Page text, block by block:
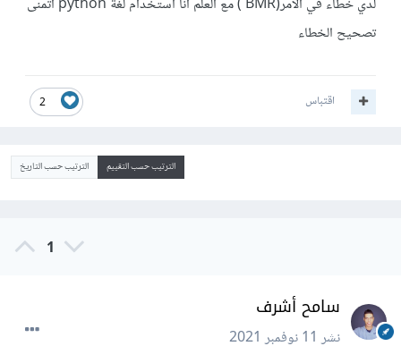
لدي خطاء في الامر(BMR ) مع العلم انا استخدام لغة python اتمنى
تصحيح الخطاء
2 اقتباس
الترتيب حسب التقييم الترتيب حسب التاريخ
1
سامح أشرف
نشر11 نوفمبر 2021